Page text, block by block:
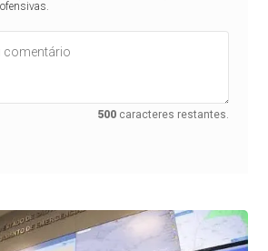
500 caracteres restantes.